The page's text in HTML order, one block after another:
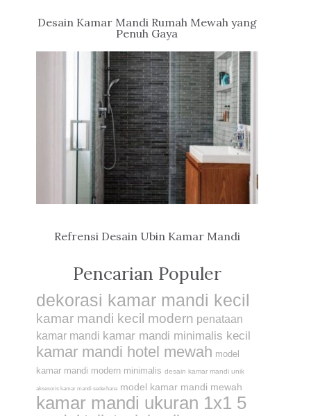
Desain Kamar Mandi Rumah Mewah yang
Penuh Gaya
Refrensi Desain Ubin Kamar Mandi
Pencarian Populer
dekorasi kamar mandi kecil
kamar mandi kecil modern penataan
kamar mandi kamar mandi minimalis kecil
kamar mandi hotel mewah model
kamar mandi modern minimalis desain kamar mandi unik
aksesoris kamar mandi sederhana model kamar mandi mewah
kamar mandi ukuran 1x1 5